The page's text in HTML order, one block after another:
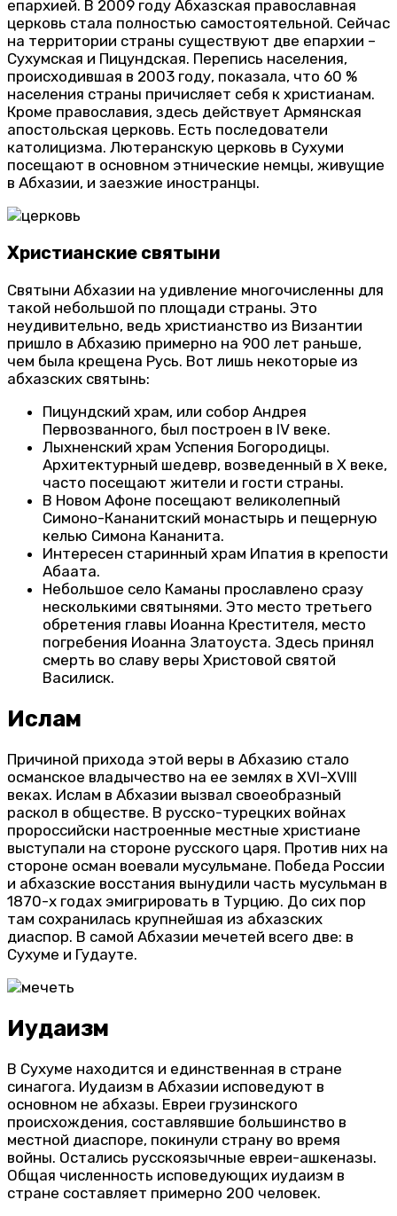
епархией. В 2009 году Абхазская православная
церковь стала полностью самостоятельной. Сейчас
на территории страны существуют две епархии –
Сухумская и Пицундская. Перепись населения,
происходившая в 2003 году, показала, что 60 %
населения страны причисляет себя к христианам.
Кроме православия, здесь действует Армянская
апостольская церковь. Есть последователи
католицизма. Лютеранскую церковь в Сухуми
посещают в основном этнические немцы, живущие
в Абхазии, и заезжие иностранцы.
Христианские святыни
Святыни Абхазии на удивление многочисленны для
такой небольшой по площади страны. Это
неудивительно, ведь христианство из Византии
пришло в Абхазию примерно на 900 лет раньше,
чем была крещена Русь. Вот лишь некоторые из
абхазских святынь:
Пицундский храм, или собор Андрея
Первозванного, был построен в IV веке.
Лыхненский храм Успения Богородицы.
Архитектурный шедевр, возведенный в X веке,
часто посещают жители и гости страны.
В Новом Афоне посещают великолепный
Симоно-Кананитский монастырь и пещерную
келью Симона Кананита.
Интересен старинный храм Ипатия в крепости
Абаата.
Небольшое село Каманы прославлено сразу
несколькими святынями. Это место третьего
обретения главы Иоанна Крестителя, место
погребения Иоанна Златоуста. Здесь принял
смерть во славу веры Христовой святой
Василиск.
Ислам
Причиной прихода этой веры в Абхазию стало
османское владычество на ее землях в XVI–XVIII
веках. Ислам в Абхазии вызвал своеобразный
раскол в обществе. В русско-турецких войнах
пророссийски настроенные местные христиане
выступали на стороне русского царя. Против них на
стороне осман воевали мусульмане. Победа России
и абхазские восстания вынудили часть мусульман в
1870-х годах эмигрировать в Турцию. До сих пор
там сохранилась крупнейшая из абхазских
диаспор. В самой Абхазии мечетей всего две: в
Сухуме и Гудауте.
Иудаизм
В Сухуме находится и единственная в стране
синагога. Иудаизм в Абхазии исповедуют в
основном не абхазы. Евреи грузинского
происхождения, составлявшие большинство в
местной диаспоре, покинули страну во время
войны. Остались русскоязычные евреи-ашкеназы.
Общая численность исповедующих иудаизм в
стране составляет примерно 200 человек.